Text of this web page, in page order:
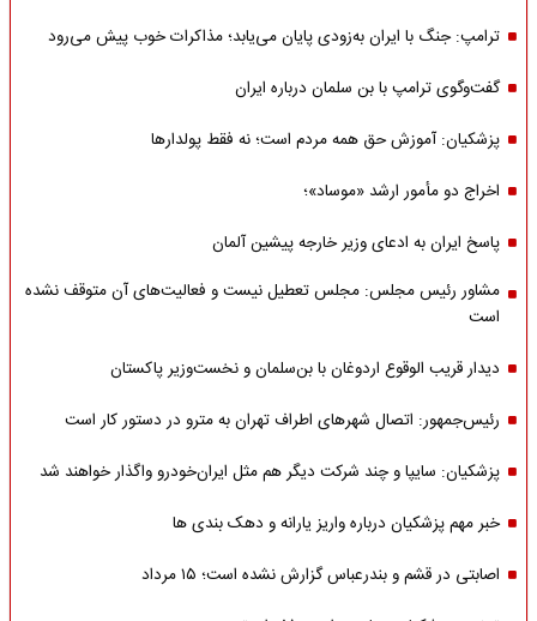
ترامپ: جنگ با ایران به‌زودی پایان می‌یابد؛ مذاکرات خوب پیش می‌رود
گفت‌وگوی ترامپ با بن سلمان درباره ایران
پزشکیان: آموزش حق همه مردم است؛ نه فقط پولدارها
اخراج دو مأمور ارشد «موساد»؛
پاسخ ایران به ادعای وزیر خارجه پیشین آلمان
مشاور رئیس مجلس: مجلس تعطیل نیست و فعالیت‌های آن متوقف نشده
است
دیدار قریب الوقوع اردوغان با بن‌سلمان و نخست‌وزیر پاکستان
رئیس‌جمهور: اتصال شهرهای اطراف تهران به مترو در دستور کار است
پزشکیان: سایپا و چند شرکت دیگر هم مثل ایران‌خودرو واگذار خواهند شد
خبر مهم پزشکیان درباره واریز یارانه و دهک بندی ها
اصابتی در قشم و بندرعباس گزارش نشده است؛ ۱۵ مرداد